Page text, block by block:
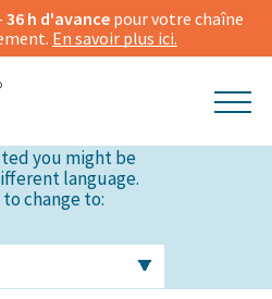
you might be
language.
change to:
36 h d'avance pour votre chaîne
En savoir plus ici.